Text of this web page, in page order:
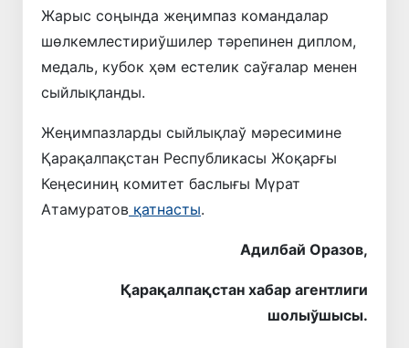
Жарыс соңында жеңимпаз командалар
шөлкемлестириўшилер тәрепинен диплом,
медаль, кубок ҳәм естелик саўғалар менен
сыйлықланды.
Жеңимпазларды сыйлықлаў мәресимине
Қарақалпақстан Республикасы Жоқарғы
Кеңесиниң комитет баслығы Мүрат
Атамуратов қатнасты.
Адилбай Оразов,
Қарақалпақстан хабар агентлиги
шолыўшысы.